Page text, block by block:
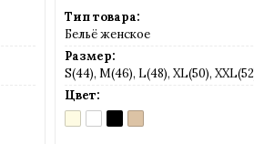
Тип товара:
Бельё женское
Размер:
S(44), M(46), L(48), XL(50),
Цвет:
AVORIO
(слоновая
BIANCO
(белый)
NERO
(черный)
NUDO
(телесный)